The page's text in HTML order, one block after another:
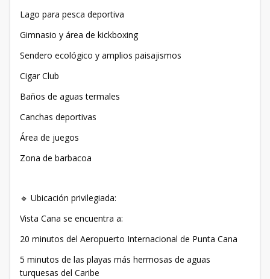
Lago para pesca deportiva
Gimnasio y área de kickboxing
Sendero ecológico y amplios paisajismos
Cigar Club
Baños de aguas termales
Canchas deportivas
Área de juegos
Zona de barbacoa
🔹 Ubicación privilegiada:
Vista Cana se encuentra a:
20 minutos del Aeropuerto Internacional de Punta Cana
5 minutos de las playas más hermosas de aguas
turquesas del Caribe